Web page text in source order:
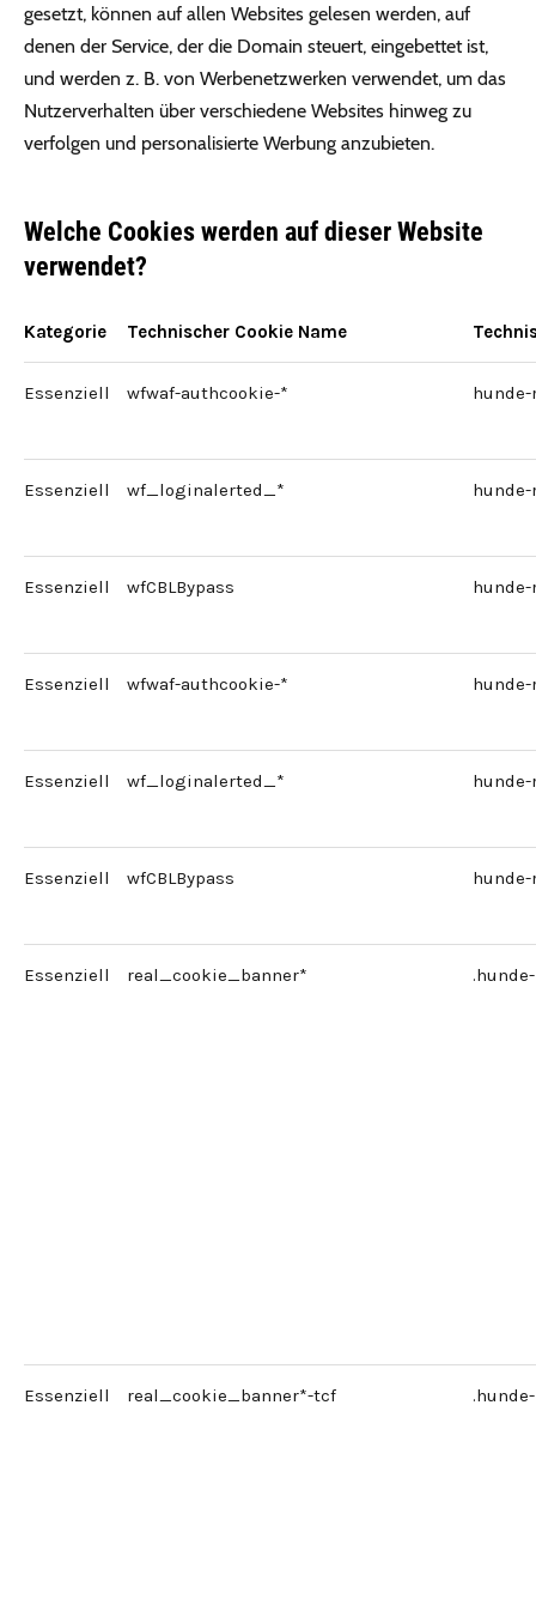
gesetzt, können auf allen Websites gelesen werden, auf
denen der Service, der die Domain steuert, eingebettet ist,
und werden z. B. von Werbenetzwerken verwendet, um das
Nutzerverhalten über verschiedene Websites hinweg zu
verfolgen und personalisierte Werbung anzubieten.
Welche Cookies werden auf dieser Website
verwendet?
Kategorie Technischer Cookie Name
Essenziell wfwaf-authcookie-*
Essenziell wf_loginalerted_*
Essenziell wfCBLBypass
Essenziell wfwaf-authcookie-*
Essenziell wf_loginalerted_*
Essenziell wfCBLBypass
Essenziell real_cookie_banner*
Essenziell real_cookie_banner*-tcf